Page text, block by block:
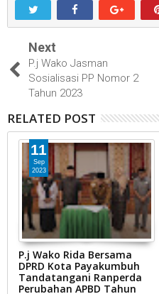
Next
P.j Wako Jasman
Sosialisasi PP Nomor 2
Tahun 2023
RELATED POST
11
Sep
2023
P.j Wako Rida Bersama
DPRD Kota Payakumbuh
Tandatangani Ranperda
Perubahan APBD Tahun